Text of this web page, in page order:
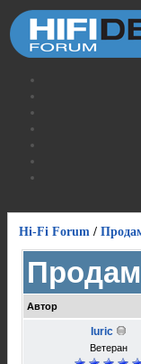
Hi-Fi Forum /
Автор
Iuric
Ветеран